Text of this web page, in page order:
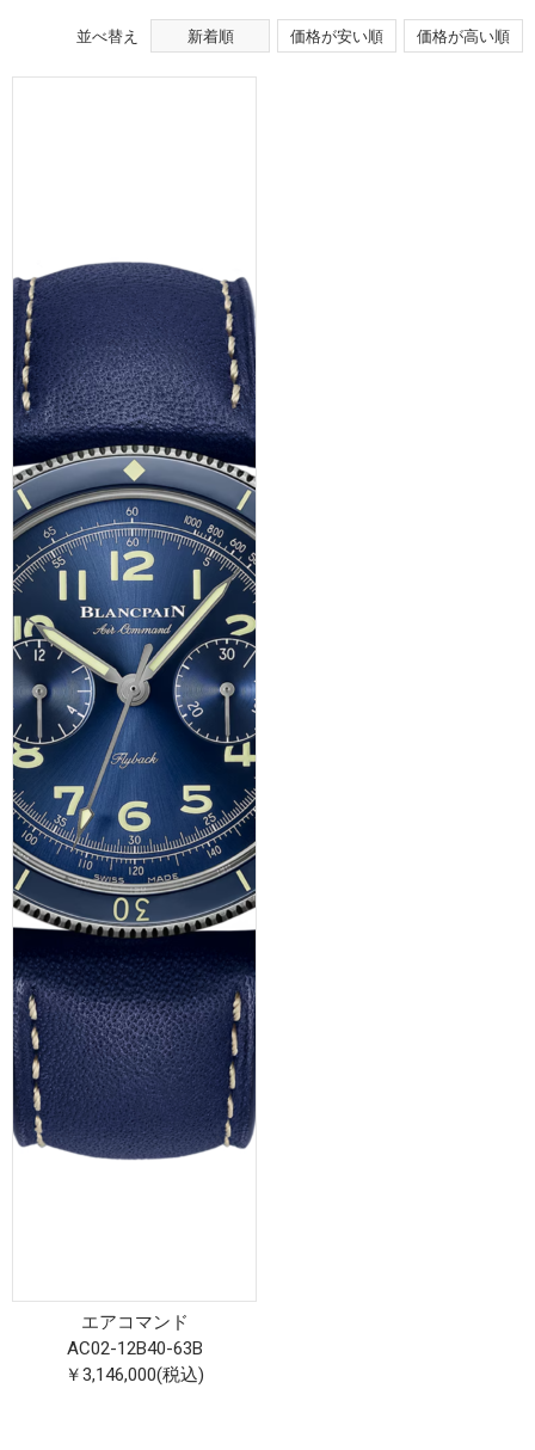
並べ替え 新着順 価格が安い順 価格が高い順
エアコマンド
AC02-12B40-63B
￥3,146,000(税込)